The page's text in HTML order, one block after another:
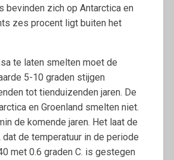
bevinden zich op Antarctica en
zes procent ligt buiten het
te laten smelten moet de
5-10 graden stijgen
tot tienduizenden jaren. De
en Groenland smelten niet.
de komende jaren. Het laat de
dat de temperatuur in de periode
met 0.6 graden C. is gestegen